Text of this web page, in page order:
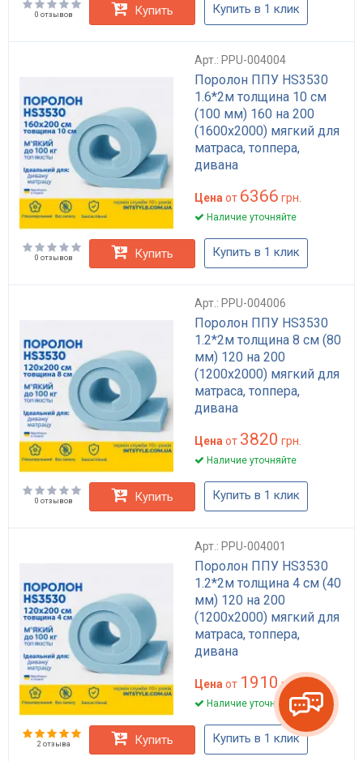
0 отзывов Купить Купить в 1 клик
Арт.: PPU-004004
Поролон ППУ HS3530
1.6*2м толщина 10 см
(100 мм) 160 на 200
(1600х2000) мягкий для
матраса, топпера,
дивана
Цена от 6366 грн.
Наличие уточняйте
0 отзывов Купить Купить в 1 клик
Арт.: PPU-004006
Поролон ППУ HS3530
1.2*2м толщина 8 см (80
мм) 120 на 200
(1200х2000) мягкий для
матраса, топпера,
дивана
Цена от 3820 грн.
Наличие уточняйте
0 отзывов Купить Купить в 1 клик
Арт.: PPU-004001
Поролон ППУ HS3530
1.2*2м толщина 4 см (40
мм) 120 на 200
(1200х2000) мягкий для
матраса, топпера,
дивана
Цена от 1910грн.
Наличие уточняйте
2 отзыва Купить Купить в 1 клик